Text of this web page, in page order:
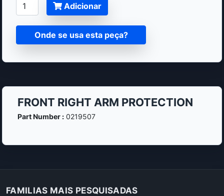
Adicionar
Onde se usa esta peça?
FRONT RIGHT ARM PROTECTION
Part Number :0219507
FAMILIAS MAIS PESQUISADAS